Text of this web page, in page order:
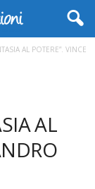
AL POTERE”. VINCE
AL